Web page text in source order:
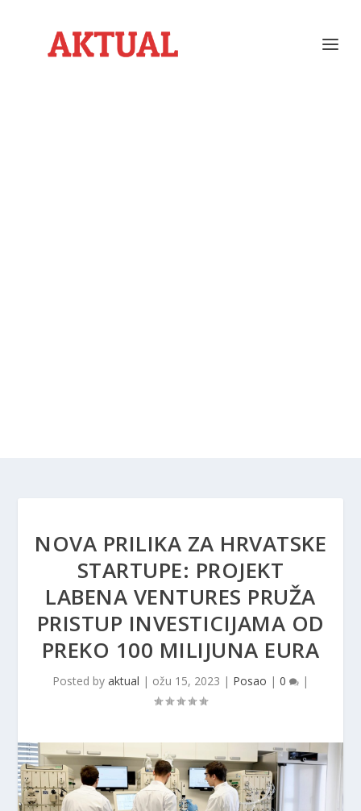
NOVA PRILIKA ZA HRVATSKE
STARTUPE: PROJEKT
LABENA VENTURES PRUŽA
PRISTUP INVESTICIJAMA OD
PREKO 100 MILIJUNA EURA
Posted by aktual | ožu 15, 2023 | Posao | 0 |